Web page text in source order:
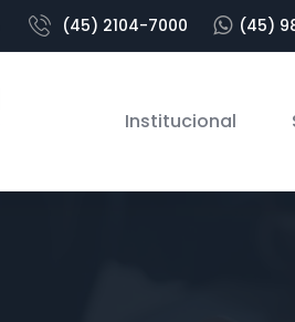
(45) 2104-7000 (45)
Institucional